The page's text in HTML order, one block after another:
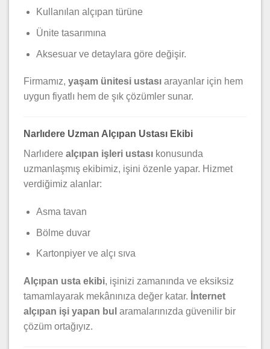
Kullanılan alçıpan türüne
Ünite tasarımına
Aksesuar ve detaylara göre değişir.
Firmamız, yaşam ünitesi ustası arayanlar için hem
uygun fiyatlı hem de şık çözümler sunar.
Narlıdere Uzman Alçıpan Ustası Ekibi
Narlıdere alçıpan işleri ustası konusunda
uzmanlaşmış ekibimiz, işini özenle yapar. Hizmet
verdiğimiz alanlar:
Asma tavan
Bölme duvar
Kartonpiyer ve alçı sıva
Alçıpan usta ekibi, işinizi zamanında ve eksiksiz
tamamlayarak mekânınıza değer katar. İnternet
alçıpan işi yapan bul aramalarınızda güvenilir bir
çözüm ortağıyız.